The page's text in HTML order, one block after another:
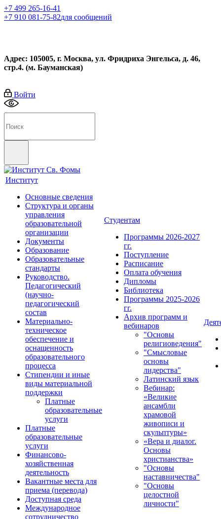
+7 499 265-16-41
+7 910 081-75-82для сообщений
Адрес: 105005, г. Москва, ул. Фридриха Энгельса, д. 46,
стр.4. (м. Бауманская)
Войти
Институт
Основные сведения
Структура и органы
управления
образовательной
организации
Документы
Образование
Образовательные
стандарты
Руководство.
Педагогический
(научно-
педагогический
состав
Материально-
техническое
обеспечение и
оснащенность
образовательного
процесса
Стипендии и иные
виды материальной
поддержки
Платные
образовательные
услуги
Платные
образовательные
услуги
Финансово-
хозяйственная
деятельность
Вакантные места для
приема (перевода)
Доступная среда
Международное
сотрудничество
Студентам
Программы 2026-2027
гг.
Поступление
Расписание
Оплата обучения
Дипломы
Библиотека
Программы 2025-2026
гг.
Архив программ и
вебинаров
"Основы
религиоведения"
"Смысловые
основы
лидерства"
Латинский язык
Вебинар:
«Великие
ансамбли
храмовой
живописи и
скульптуры»
«Вера и диалог.
Основы
христианства»
"Основы
наставничества"
"Основы
целостной
личности"